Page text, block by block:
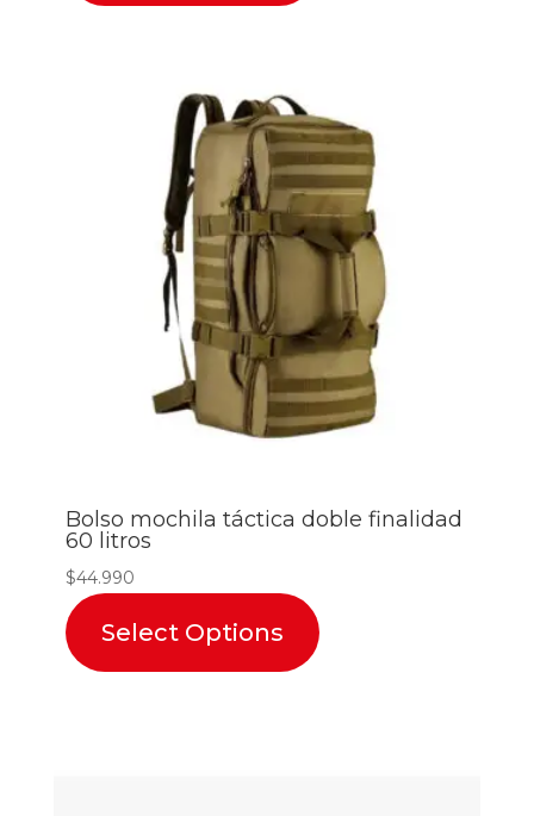
Bolso mochila táctica doble finalidad
60 litros
$44.990
Select Options